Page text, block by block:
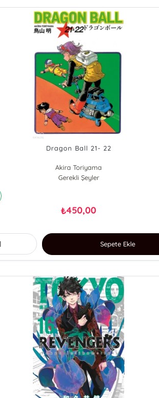
Dragon Ball 21- 22
Akira Toriyama
Gerekli Şeyler
₺450,00
Sepete Ekle